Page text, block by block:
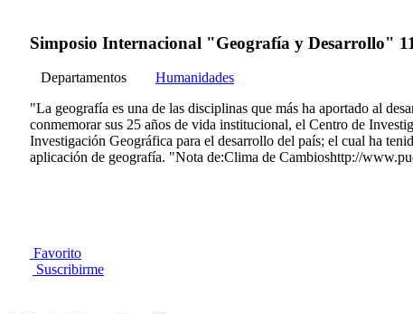
Simposio Internacional "Geografía y Desarrollo"
Departamentos
Humanidades
"La geografía es una de las disciplinas que más ha aportado al
conmemorar sus 25 años de vida institucional, el Centro de
Investigación Geográfica para el desarrollo del país; el cual ha
aplicación de geografía. "Nota de:Clima de Cambioshttp://
Favorito
Suscribirme